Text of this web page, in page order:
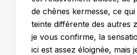
de chênes kermesse, ce
teinte différente des autres
je vous confirme, la
ici est assez éloignée, mais